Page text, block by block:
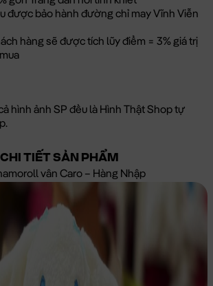
được bảo hành đường chỉ may Vĩnh Viễn
hàng sẽ được tích lũy điểm = 3% giá trị
hình ảnh SP đều là Hình Thật Shop tự
CHI TIẾT SẢN PHẨM
vân Caro – Hàng Nhập